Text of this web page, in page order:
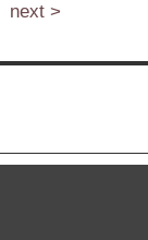
next >